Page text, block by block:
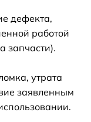
дефекта,
работой
запчасти).
утрата
заявленным